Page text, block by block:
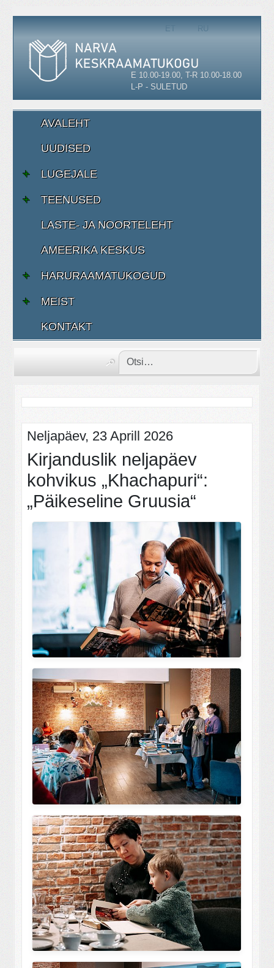
ET RU
E 10.00-19.00, T-R 10.00-18.00
L-P - SULETUD
AVALEHT
UUDISED
LUGEJALE
TEENUSED
LASTE- JA NOORTELEHT
AMEERIKA KESKUS
HARURAAMATUKOGUD
MEIST
KONTAKT
Neljapäev, 23 Aprill 2026
Kirjanduslik neljapäev
kohvikus „Khachapuri“:
„Päikeseline Gruusia“